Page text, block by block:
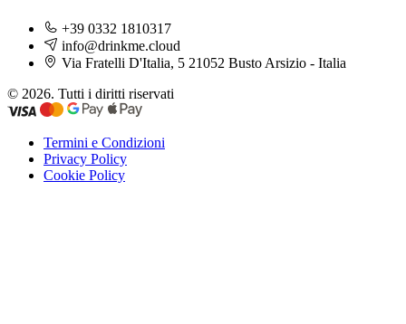
+39 0332 1810317
info@drinkme.cloud
Via Fratelli D'Italia, 5 21052 Busto Arsizio - Italia
© 2026. Tutti i diritti riservati
Termini e Condizioni
Privacy Policy
Cookie Policy